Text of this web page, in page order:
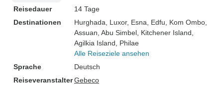
Reisedauer
14 Tage
Destinationen
Hurghada , Luxor, Esna , Edfu , Kom Ombo
Assuan , Abu Simbel , Kitchener Island
Agilkia Island , Philae
Alle Reiseziele ansehen
Sprache
Deutsch
ReiseveranstalterGebeco